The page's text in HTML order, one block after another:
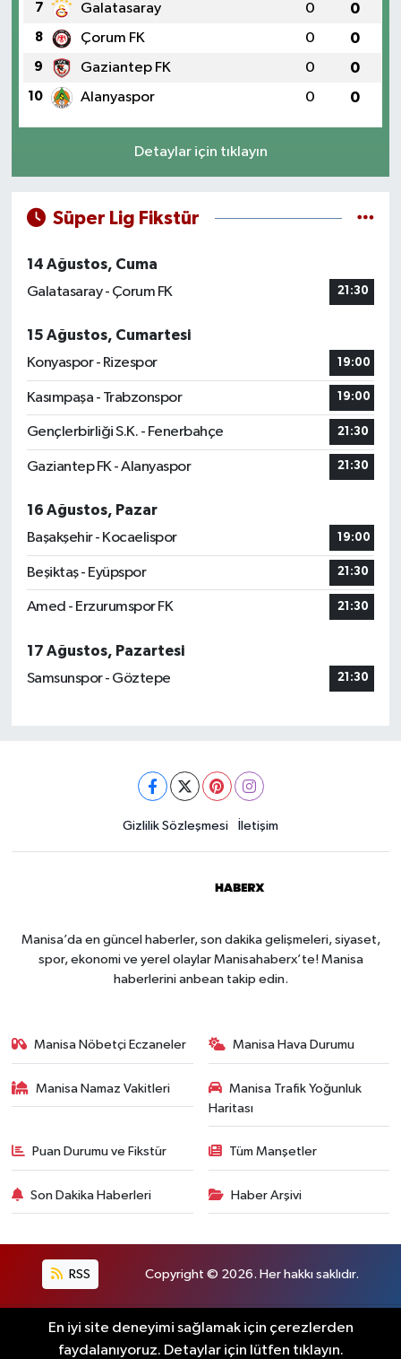
7 Galatasaray 0 0
8 Çorum FK 0 0
9 Gaziantep FK 0 0
10 Alanyaspor 0 0
Detaylar için tıklayın
Süper Lig Fikstür
14 Ağustos, Cuma
Galatasaray - Çorum FK
21:30
15 Ağustos, Cumartesi
Konyaspor - Rizespor
19:00
Kasımpaşa - Trabzonspor 19:00
Gençlerbirliği S.K. - Fenerbahçe 21:30
Gaziantep FK - Alanyaspor 21:30
16 Ağustos, Pazar
Başakşehir - Kocaelispor
19:00
Beşiktaş - Eyüpspor 21:30
Amed - Erzurumspor FK 21:30
17 Ağustos, Pazartesi
Samsunspor - Göztepe
21:30
Gizlilik Sözleşmesi İletişim
Manisa’da en güncel haberler, son dakika gelişmeleri, siyaset,
spor, ekonomi ve yerel olaylar Manisahaberx’te! Manisa
haberlerini anbean takip edin.
Manisa Nöbetçi Eczaneler Manisa Hava Durumu
Manisa Namaz Vakitleri
Manisa Trafik Yoğunluk
Haritası
Puan Durumu ve Fikstür Tüm Manşetler
Son Dakika Haberleri Haber Arşivi
RSS Copyright © 2026. Her hakkı saklıdır.
Haber Yazılımı:TE Bilişim
En iyi site deneyimi sağlamak için çerezlerden
faydalanıyoruz. Detaylar için lütfen tıklayın.